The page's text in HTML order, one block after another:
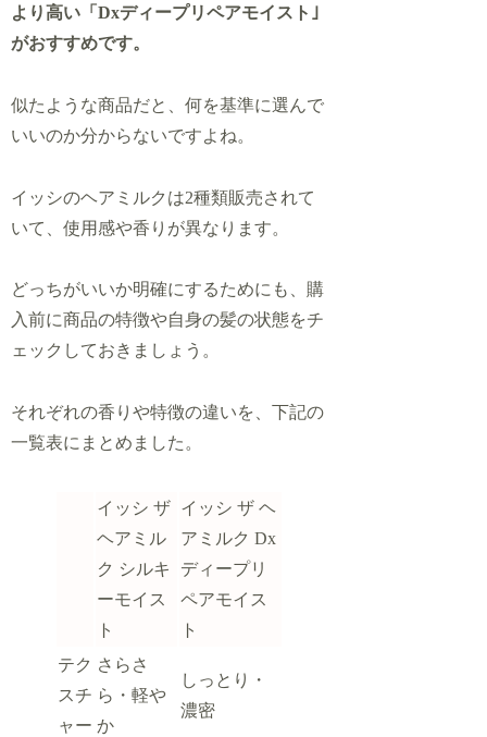
より高い「Dxディープリペアモイスト｣
がおすすめです。
似たような商品だと、何を基準に選んで
いいのか分からないですよね。
イッシのヘアミルクは2種類販売されて
いて、使用感や香りが異なります。
どっちがいいか明確にするためにも、購
入前に商品の特徴や自身の髪の状態をチ
ェックしておきましょう。
それぞれの香りや特徴の違いを、下記の
一覧表にまとめました。
イッシ ザ
ヘアミル
ク シルキ
ーモイス
ト
イッシ ザ ヘ
アミルク Dx
ディープリ
ペアモイス
ト
テク
スチ
ャー
さらさ
ら・軽や
か
しっとり・
濃密